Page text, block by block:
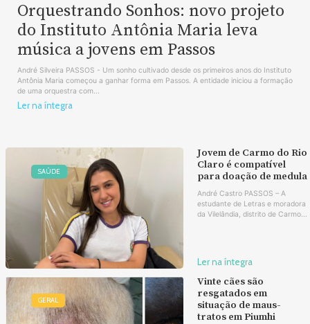
Orquestrando Sonhos: novo projeto
do Instituto Antônia Maria leva
música a jovens em Passos
André Silveira PASSOS - Um sonho cultivado desde os primeiros anos do Instituto
Antônia Maria começou a ganhar forma em Passos. A entidade iniciou a formação
de uma orquestra com...
Ler na íntegra
SAÚDE
Jovem de Carmo do Rio
Claro é compatível
para doação de medula
André Castro PASSOS – A
estudante de Letras e moradora
da Vilelândia, distrito de Carmo...
Ler na íntegra
GERAL
Vinte cães são
resgatados em
situação de maus-
tratos em Piumhi